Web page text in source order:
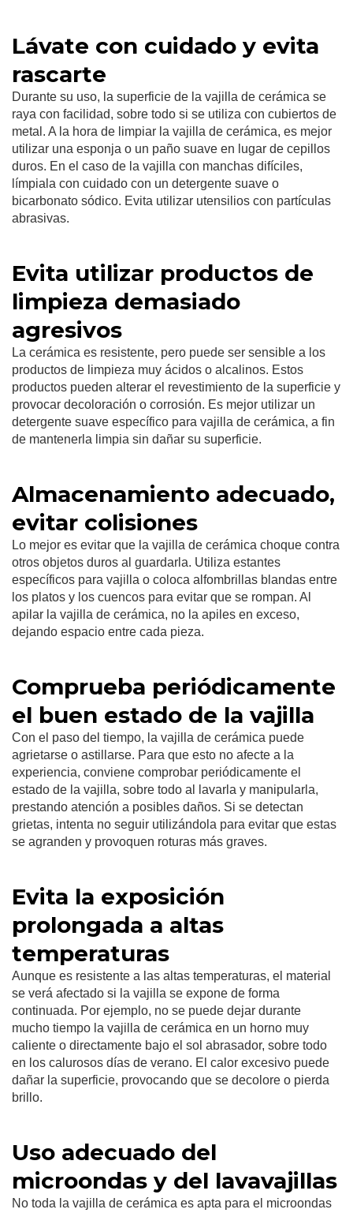
Lávate con cuidado y evita
rascarte
Durante su uso, la superficie de la vajilla de cerámica se
raya con facilidad, sobre todo si se utiliza con cubiertos de
metal. A la hora de limpiar la vajilla de cerámica, es mejor
utilizar una esponja o un paño suave en lugar de cepillos
duros. En el caso de la vajilla con manchas difíciles,
límpiala con cuidado con un detergente suave o
bicarbonato sódico. Evita utilizar utensilios con partículas
abrasivas.
Evita utilizar productos de
limpieza demasiado
agresivos
La cerámica es resistente, pero puede ser sensible a los
productos de limpieza muy ácidos o alcalinos. Estos
productos pueden alterar el revestimiento de la superficie y
provocar decoloración o corrosión. Es mejor utilizar un
detergente suave específico para vajilla de cerámica, a fin
de mantenerla limpia sin dañar su superficie.
Almacenamiento adecuado,
evitar colisiones
Lo mejor es evitar que la vajilla de cerámica choque contra
otros objetos duros al guardarla. Utiliza estantes
específicos para vajilla o coloca alfombrillas blandas entre
los platos y los cuencos para evitar que se rompan. Al
apilar la vajilla de cerámica, no la apiles en exceso,
dejando espacio entre cada pieza.
Comprueba periódicamente
el buen estado de la vajilla
Con el paso del tiempo, la vajilla de cerámica puede
agrietarse o astillarse. Para que esto no afecte a la
experiencia, conviene comprobar periódicamente el
estado de la vajilla, sobre todo al lavarla y manipularla,
prestando atención a posibles daños. Si se detectan
grietas, intenta no seguir utilizándola para evitar que estas
se agranden y provoquen roturas más graves.
Evita la exposición
prolongada a altas
temperaturas
Aunque es resistente a las altas temperaturas, el material
se verá afectado si la vajilla se expone de forma
continuada. Por ejemplo, no se puede dejar durante
mucho tiempo la vajilla de cerámica en un horno muy
caliente o directamente bajo el sol abrasador, sobre todo
en los calurosos días de verano. El calor excesivo puede
dañar la superficie, provocando que se decolore o pierda
brillo.
Uso adecuado del
microondas y del lavavajillas
No toda la vajilla de cerámica es apta para el microondas